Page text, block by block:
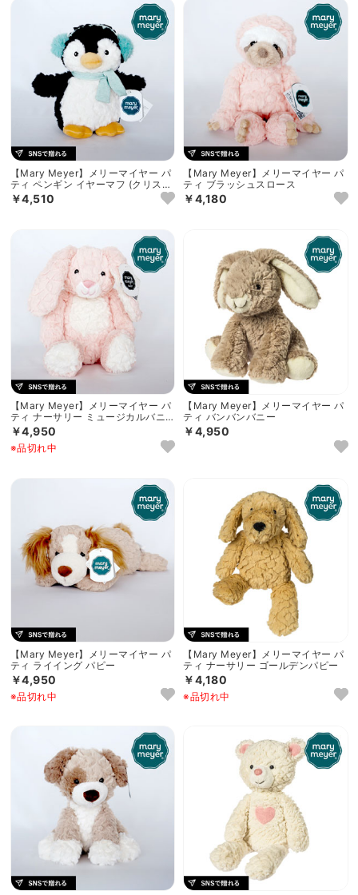
【Mary Meyer】メリーマイヤー パ
ティ ペンギン イヤーマフ (クリスマ
ス)
￥4,510
【Mary Meyer】メリーマイヤー パ
ティ ブラッシュスロース
￥4,180
【Mary Meyer】メリーマイヤー パ
ティ ナーサリー ミュージカルバニ
ー
￥4,950
※品切れ中
【Mary Meyer】メリーマイヤー パ
ティ バンバンバニー
￥4,950
【Mary Meyer】メリーマイヤー パ
ティ ライイング パピー
￥4,950
※品切れ中
【Mary Meyer】メリーマイヤー パ
ティ ナーサリー ゴールデンパピー
￥4,180
※品切れ中